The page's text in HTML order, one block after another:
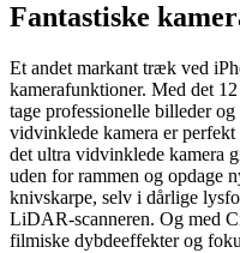
Fantastiske
Et andet markant træk ved
kamerafunktioner. Med det
tage professionelle billeder
vidvinklede kamera er
det ultra vidvinklede kamera
uden for rammen og opdage
knivskarpe, selv i dårlige
LiDAR-scanneren. Og med
filmiske dybdeeffekter og